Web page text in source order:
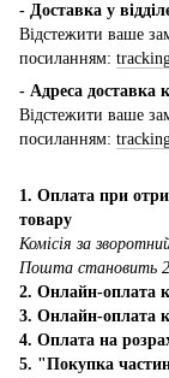
- Доставка у
Відстежити ваше
посиланням:
- Адреса
Відстежити ваше
посиланням:
1. Оплата при
товару
Комісія за
Пошта становить
2. Онлайн-оплата
3. Онлайн-оплата
4. Оплата на
5. "Покупка